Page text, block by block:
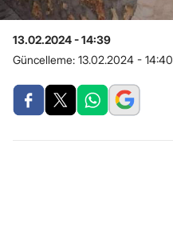
13.02.2024 - 14:39
Güncelleme: 13.02.2024 - 14:40